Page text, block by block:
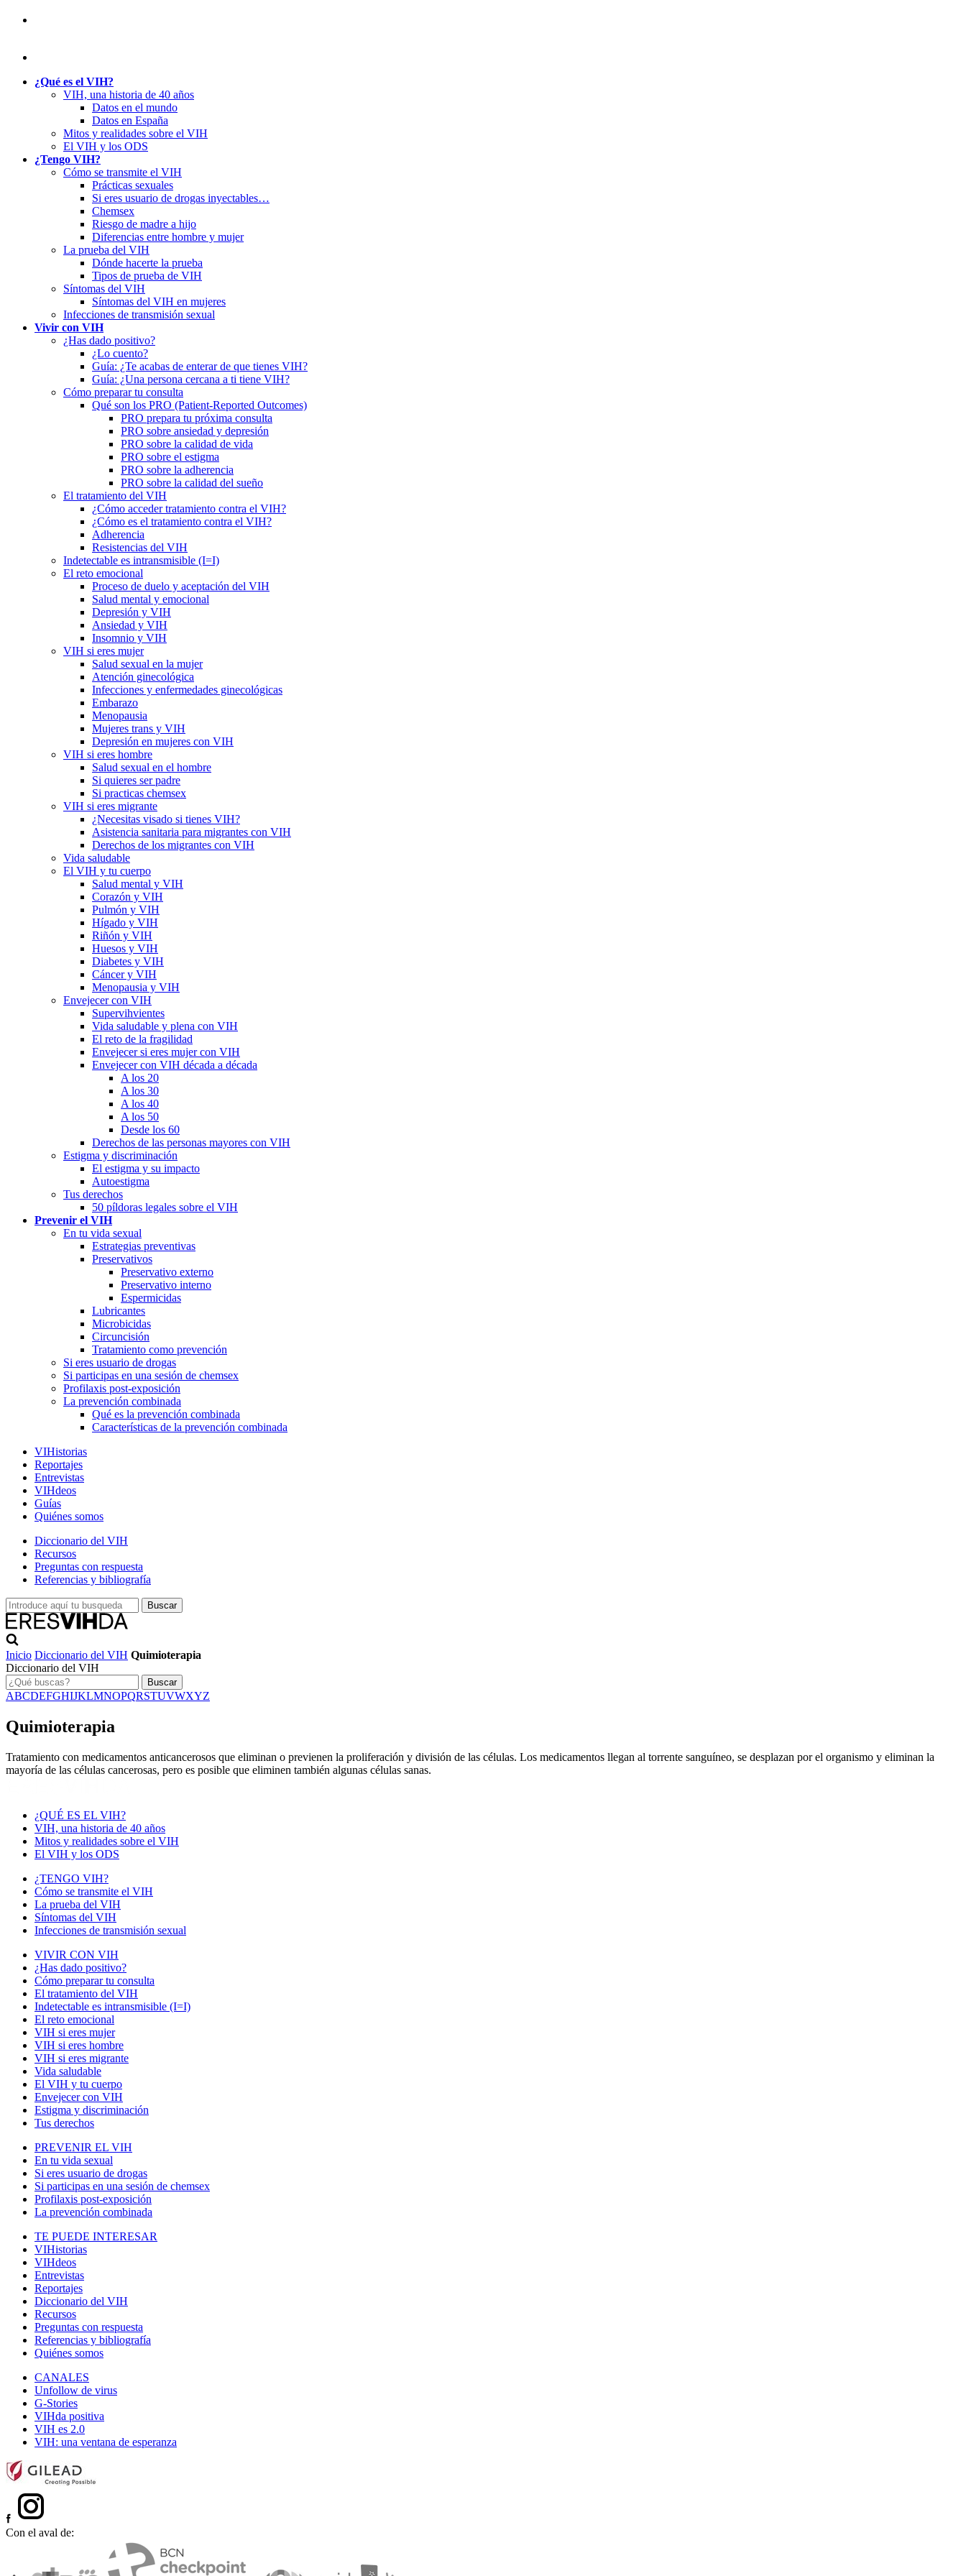
¿Qué es el VIH?
VIH, una historia de 40 años
Datos en el mundo
Datos en España
Mitos y realidades sobre el VIH
El VIH y los ODS
¿Tengo VIH?
Cómo se transmite el VIH
Prácticas sexuales
Si eres usuario de drogas inyectables…
Chemsex
Riesgo de madre a hijo
Diferencias entre hombre y mujer
La prueba del VIH
Dónde hacerte la prueba
Tipos de prueba de VIH
Síntomas del VIH
Síntomas del VIH en mujeres
Infecciones de transmisión sexual
Vivir con VIH
¿Has dado positivo?
¿Lo cuento?
Guía: ¿Te acabas de enterar de que tienes VIH?
Guía: ¿Una persona cercana a ti tiene VIH?
Cómo preparar tu consulta
Qué son los PRO (Patient-Reported Outcomes)
PRO prepara tu próxima consulta
PRO sobre ansiedad y depresión
PRO sobre la calidad de vida
PRO sobre el estigma
PRO sobre la adherencia
PRO sobre la calidad del sueño
El tratamiento del VIH
¿Cómo acceder tratamiento contra el VIH?
¿Cómo es el tratamiento contra el VIH?
Adherencia
Resistencias del VIH
Indetectable es intransmisible (I=I)
El reto emocional
Proceso de duelo y aceptación del VIH
Salud mental y emocional
Depresión y VIH
Ansiedad y VIH
Insomnio y VIH
VIH si eres mujer
Salud sexual en la mujer
Atención ginecológica
Infecciones y enfermedades ginecológicas
Embarazo
Menopausia
Mujeres trans y VIH
Depresión en mujeres con VIH
VIH si eres hombre
Salud sexual en el hombre
Si quieres ser padre
Si practicas chemsex
VIH si eres migrante
¿Necesitas visado si tienes VIH?
Asistencia sanitaria para migrantes con VIH
Derechos de los migrantes con VIH
Vida saludable
El VIH y tu cuerpo
Salud mental y VIH
Corazón y VIH
Pulmón y VIH
Hígado y VIH
Riñón y VIH
Huesos y VIH
Diabetes y VIH
Cáncer y VIH
Menopausia y VIH
Envejecer con VIH
Supervihvientes
Vida saludable y plena con VIH
El reto de la fragilidad
Envejecer si eres mujer con VIH
Envejecer con VIH década a década
A los 20
A los 30
A los 40
A los 50
Desde los 60
Derechos de las personas mayores con VIH
Estigma y discriminación
El estigma y su impacto
Autoestigma
Tus derechos
50 píldoras legales sobre el VIH
Prevenir el VIH
En tu vida sexual
Estrategias preventivas
Preservativos
Preservativo externo
Preservativo interno
Espermicidas
Lubricantes
Microbicidas
Circuncisión
Tratamiento como prevención
Si eres usuario de drogas
Si participas en una sesión de chemsex
Profilaxis post-exposición
La prevención combinada
Qué es la prevención combinada
Características de la prevención combinada
VIHistorias
Reportajes
Entrevistas
VIHdeos
Guías
Quiénes somos
Diccionario del VIH
Recursos
Preguntas con respuesta
Referencias y bibliografía
Inicio Diccionario del VIH Quimioterapia
Diccionario del VIH
Buscar
ABCDEFGHIJKLMNOPQRSTUVWXYZ
Quimioterapia
Tratamiento con medicamentos anticancerosos que eliminan o previenen la proliferación y división de las células. Los medicamentos llegan al torrente sanguíneo, se desplazan por el organismo y eliminan la
mayoría de las células cancerosas, pero es posible que eliminen también algunas células sanas.
¿QUÉ ES EL VIH?
VIH, una historia de 40 años
Mitos y realidades sobre el VIH
El VIH y los ODS
¿TENGO VIH?
Cómo se transmite el VIH
La prueba del VIH
Síntomas del VIH
Infecciones de transmisión sexual
VIVIR CON VIH
¿Has dado positivo?
Cómo preparar tu consulta
El tratamiento del VIH
Indetectable es intransmisible (I=I)
El reto emocional
VIH si eres mujer
VIH si eres hombre
VIH si eres migrante
Vida saludable
El VIH y tu cuerpo
Envejecer con VIH
Estigma y discriminación
Tus derechos
PREVENIR EL VIH
En tu vida sexual
Si eres usuario de drogas
Si participas en una sesión de chemsex
Profilaxis post-exposición
La prevención combinada
TE PUEDE INTERESAR
VIHistorias
VIHdeos
Entrevistas
Reportajes
Diccionario del VIH
Recursos
Preguntas con respuesta
Referencias y bibliografía
Quiénes somos
CANALES
Unfollow de virus
G-Stories
VIHda positiva
VIH es 2.0
VIH: una ventana de esperanza
Con el aval de: